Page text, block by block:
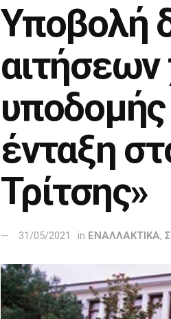
Υποβολή
υποδομής
ένταξη
Τρίτσης»
31/05/2021 in ΕΝΑΛΛΑΚΤΙΚΑ,